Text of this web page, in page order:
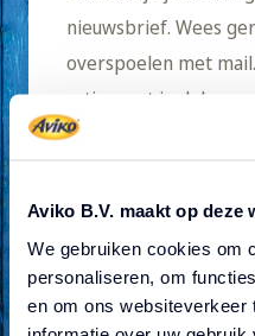
Aviko B.V. maakt op deze
We gebruiken cookies om
personaliseren, om
en om ons websiteverkeer
nieuwsbrief. Wees
overspoelen met
acties met je delen
producten.
Volg je ons al op